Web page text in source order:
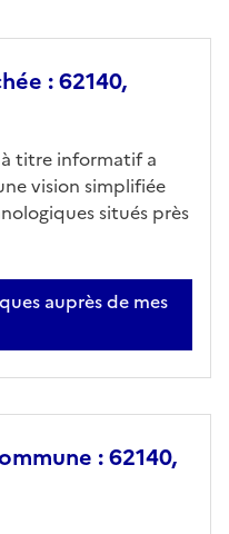
: 62140,
titre informatif a
vision simplifiée
situés près
auprès de mes
: 62140,